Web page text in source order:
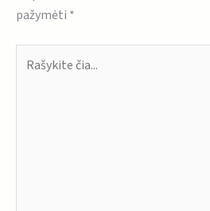
pažymėti *
čia...